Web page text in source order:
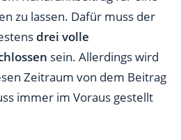
zu lassen. Dafür muss der
drei volle
sein. Allerdings wird
Zeitraum von dem Beitrag
immer im Voraus gestellt